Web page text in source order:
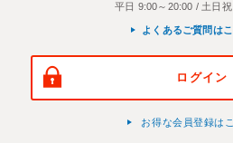
平日 9:00～20:00 / 土日
よくあるご質問は
ログイン
お得な会員登録は